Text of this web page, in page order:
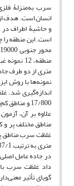
سرب به‌منزلۀ
انسان است. هدف
است. این منطقه
علاوه بر آن،
در جاده عامل
داد غلظت سرب